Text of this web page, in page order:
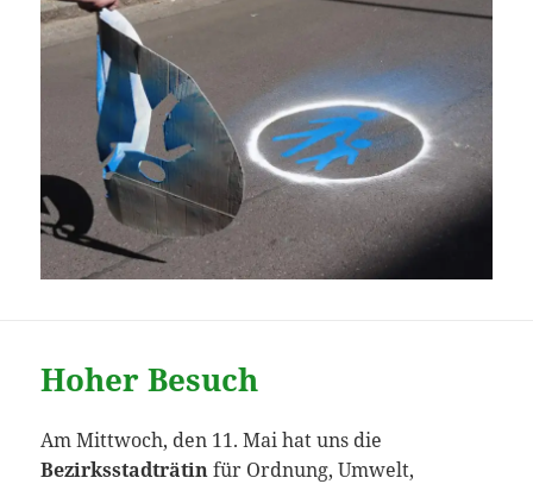
Hoher Besuch
Am Mittwoch, den 11. Mai hat uns die
Bezirksstadträtinfür Ordnung, Umwelt,